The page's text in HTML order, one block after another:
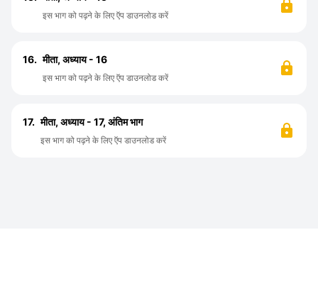
इस भाग को पढ़ने के लिए ऍप डाउनलोड करें
16. मीता, अध्याय - 16
इस भाग को पढ़ने के लिए ऍप डाउनलोड करें
17. मीता, अध्याय - 17, अंतिम भाग
इस भाग को पढ़ने के लिए ऍप डाउनलोड करें